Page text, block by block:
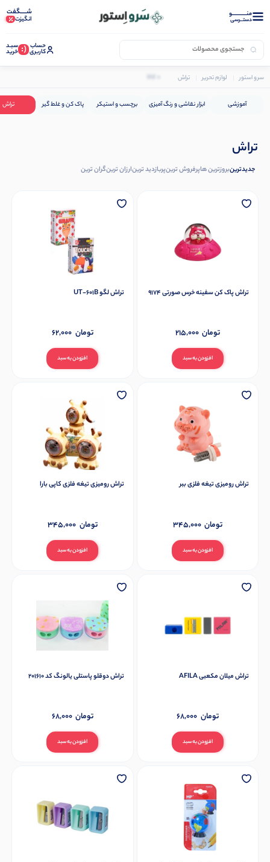
منــــــــــــو
دستــرسی
شـــــگفت
انگیزت
حساب
کاربری (: سبـد
خرید
سرو استور لوازم تحریر تراش
آموزشی ابزار نقاشی و رنگ آمیزی برچسب و استیکر پاک کن و غلط گیر تراش
تراش
جدیدترینبروزترین هاپرفروش ترینپربازدید ترینارزان ترینگران ترین
تراش پاک کن سفینه خرس صورتی 9174
افزودن به سبد
215,000 تومان
تراش لگو UT-601B
افزودن به سبد
62,000 تومان
تراش رومیزی تیغه فلزی ببر
افزودن به سبد
345,000 تومان
تراش رومیزی تیغه فلزی کاپی بارا
افزودن به سبد
345,000 تومان
تراش میلان مکعبی AFILA
افزودن به سبد
68,000 تومان
تراش دوقلو پاستلی یالونگ کد 201610
افزودن به سبد
68,000 تومان